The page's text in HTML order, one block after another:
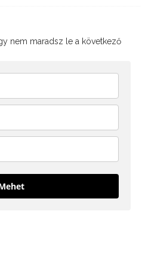
nem maradsz le a következő